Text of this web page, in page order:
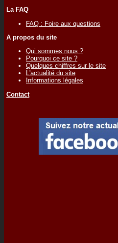
La FAQ
FAQ : Foire aux questions
A propos du site
Qui sommes nous ?
Pourquoi ce site ?
Quelques chiffres sur le site
L'actualité du site
Informations légales
Contact